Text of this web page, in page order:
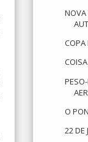
NOVA
COPA
O
22 DE